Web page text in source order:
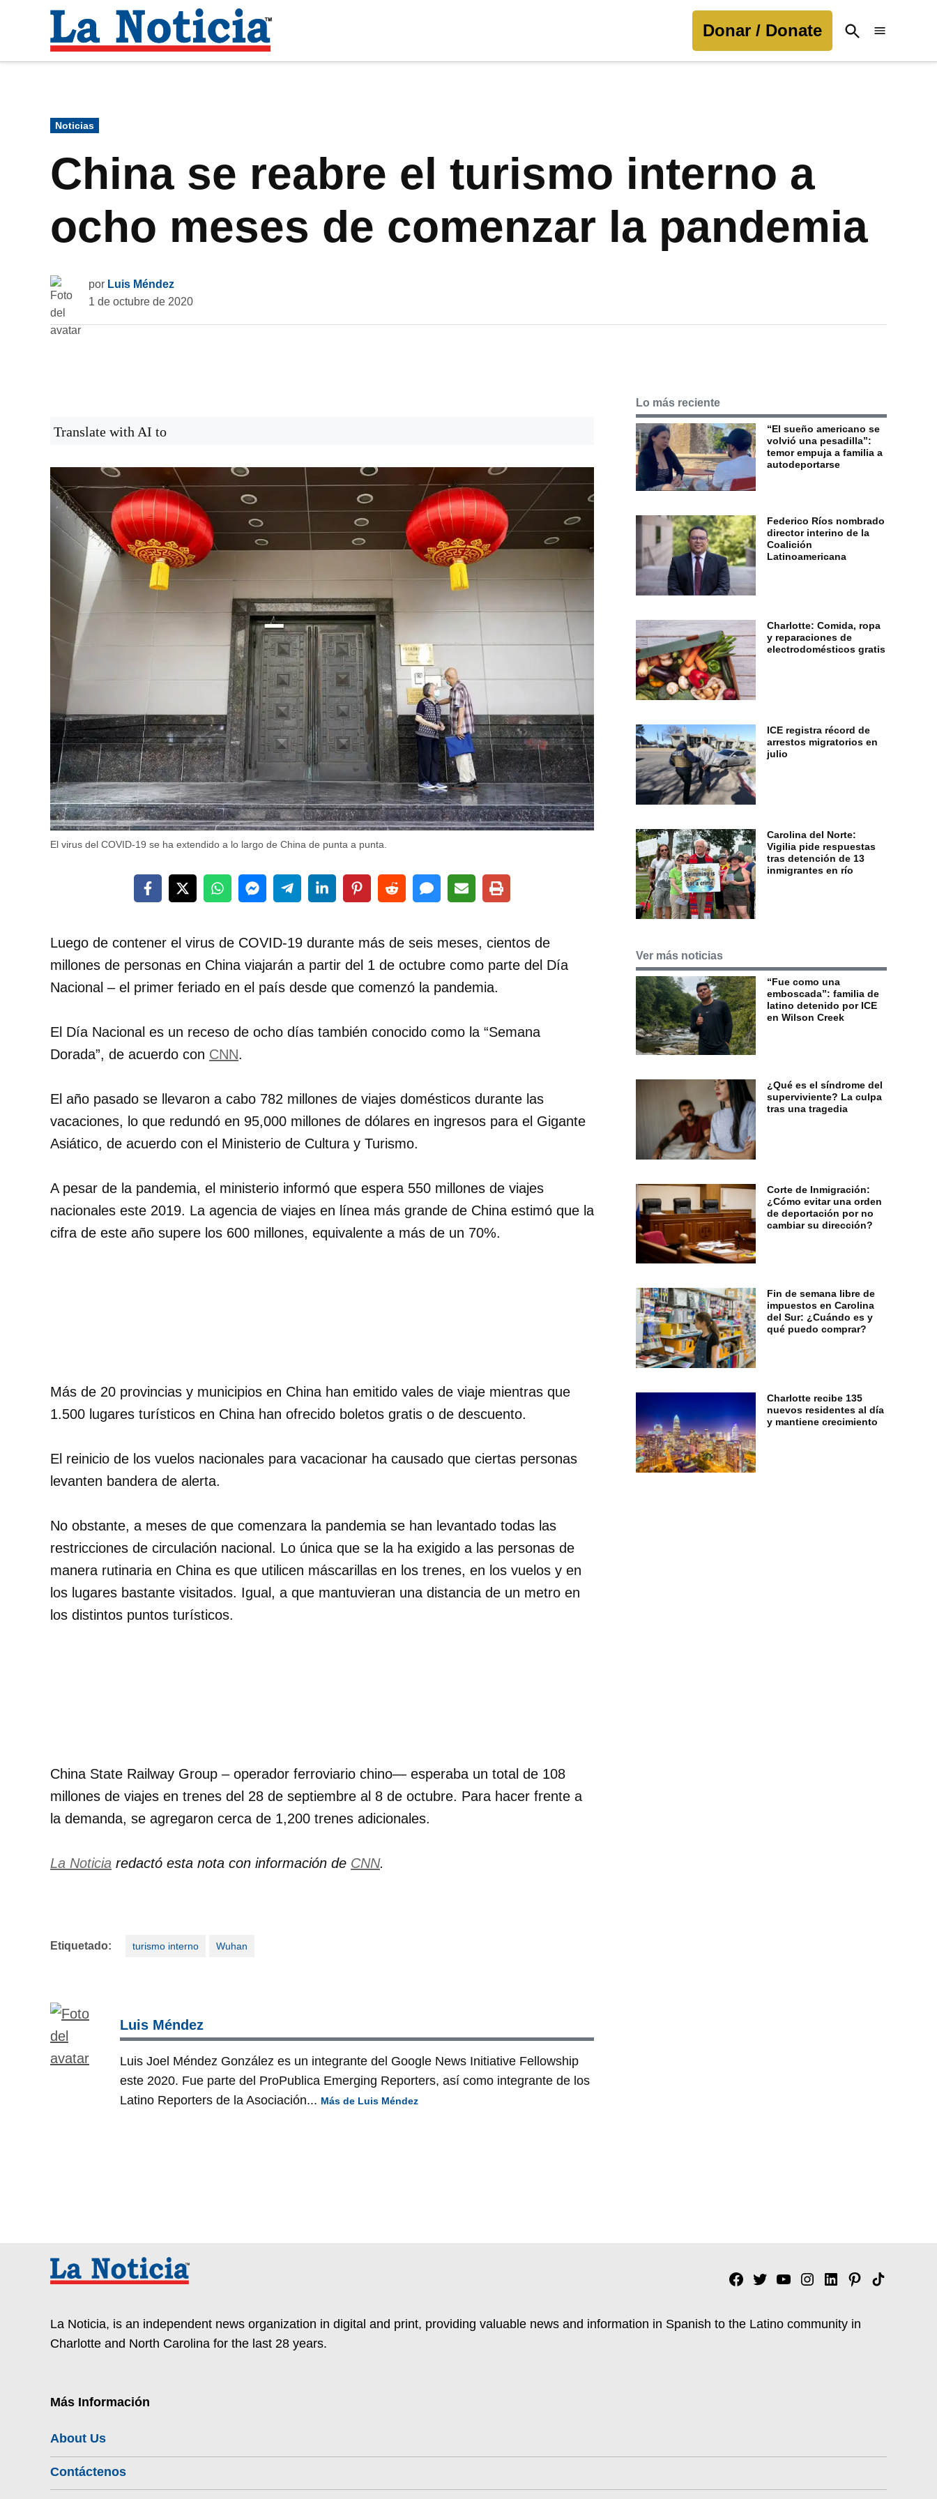
contenido
Noticia
Donar / Donate
Open
Search
Publicado
en
Noticias
China se reabre el turismo interno a
ocho meses de comenzar la pandemia
por Luis Méndez
1 de octubre de 2020
Translate with AI to
El virus del COVID-19 se ha extendido a lo largo de China de punta a punta.
Luego de contener el virus de COVID-19 durante más de seis meses, cientos de
millones de personas en China viajarán a partir del 1 de octubre como parte del Día
Nacional – el primer feriado en el país desde que comenzó la pandemia.
El Día Nacional es un receso de ocho días también conocido como la “Semana
Dorada”, de acuerdo con CNN.
El año pasado se llevaron a cabo 782 millones de viajes domésticos durante las
vacaciones, lo que redundó en 95,000 millones de dólares en ingresos para el Gigante
Asiático, de acuerdo con el Ministerio de Cultura y Turismo.
A pesar de la pandemia, el ministerio informó que espera 550 millones de viajes
nacionales este 2019. La agencia de viajes en línea más grande de China estimó que la
cifra de este año supere los 600 millones, equivalente a más de un 70%.
Más de 20 provincias y municipios en China han emitido vales de viaje mientras que
1.500 lugares turísticos en China han ofrecido boletos gratis o de descuento.
El reinicio de los vuelos nacionales para vacacionar ha causado que ciertas personas
levanten bandera de alerta.
No obstante, a meses de que comenzara la pandemia se han levantado todas las
restricciones de circulación nacional. Lo única que se la ha exigido a las personas de
manera rutinaria en China es que utilicen máscarillas en los trenes, en los vuelos y en
los lugares bastante visitados. Igual, a que mantuvieran una distancia de un metro en
los distintos puntos turísticos.
China State Railway Group – operador ferroviario chino— esperaba un total de 108
millones de viajes en trenes del 28 de septiembre al 8 de octubre. Para hacer frente a
la demanda, se agregaron cerca de 1,200 trenes adicionales.
La Noticia redactó esta nota con información de CNN.
Etiquetado: turismo interno Wuhan
Luis Méndez
Luis Joel Méndez González es un integrante del Google News Initiative Fellowship
este 2020. Fue parte del ProPublica Emerging Reporters, así como integrante de los
Latino Reporters de la Asociación... Más de Luis Méndez
Lo más reciente
“El sueño americano se
volvió una pesadilla”:
temor empuja a familia a
autodeportarse
Federico Ríos nombrado
director interino de la
Coalición
Latinoamericana
Charlotte: Comida, ropa
y reparaciones de
electrodomésticos gratis
ICE registra récord de
arrestos migratorios en
julio
Carolina del Norte:
Vigilia pide respuestas
tras detención de 13
inmigrantes en río
Ver más noticias
“Fue como una
emboscada”: familia de
latino detenido por ICE
en Wilson Creek
¿Qué es el síndrome del
superviviente? La culpa
tras una tragedia
Corte de Inmigración:
¿Cómo evitar una orden
de deportación por no
cambiar su dirección?
Fin de semana libre de
impuestos en Carolina
del Sur: ¿Cuándo es y
qué puedo comprar?
Charlotte recibe 135
nuevos residentes al día
y mantiene crecimiento
Facebook
TwitterYouTubeInstagram
Linkedin
Pinterest
Tik
La Noticia, is an independent news organization in digital and print, providing valuable news and information in Spanish to the Latino community in
Charlotte and North Carolina for the last 28 years.
Más Información
About Us
Contáctenos